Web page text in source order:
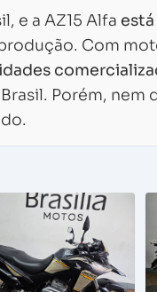
e a AZ15 Alfa
Com
Porém, nem